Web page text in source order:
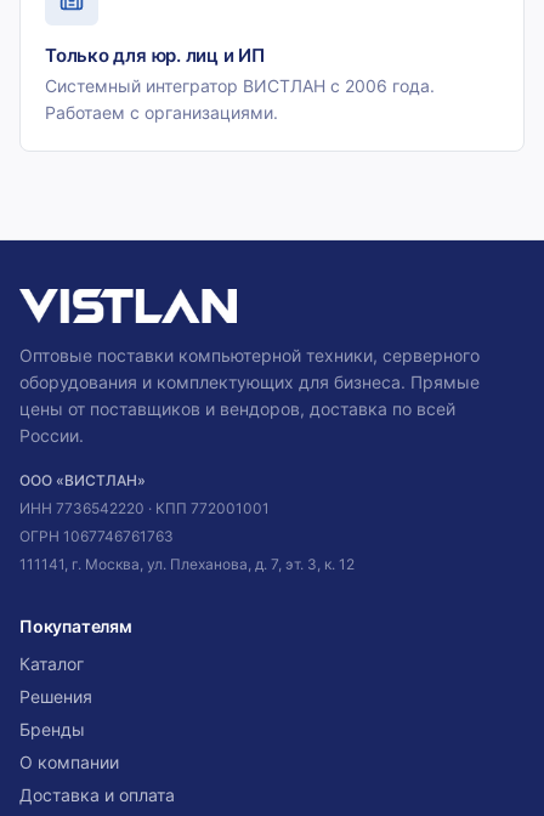
Только для юр. лиц и ИП
Системный интегратор ВИСТЛАН с 2006 года.
Работаем с организациями.
Оптовые поставки компьютерной техники, серверного
оборудования и комплектующих для бизнеса. Прямые
цены от поставщиков и вендоров, доставка по всей
России.
ООО «ВИСТЛАН»
ИНН 7736542220 · КПП 772001001
ОГРН 1067746761763
111141, г. Москва, ул. Плеханова, д. 7, эт. 3, к. 12
Покупателям
Каталог
Решения
Бренды
О компании
Доставка и оплата